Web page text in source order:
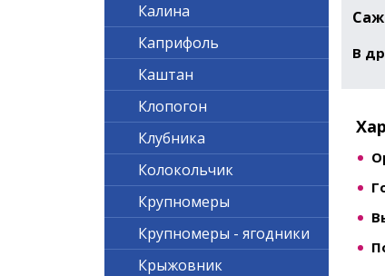
В
Калина
Каприфоль
Каштан
Клопогон
Клубника
Колокольчик
Крупномеры
Крупномеры - ягодники
Крыжовник